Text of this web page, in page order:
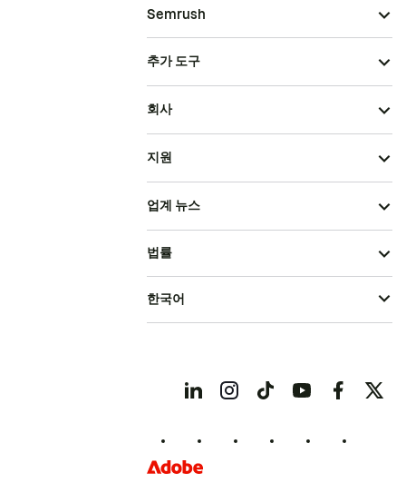
Semrush
추가 도구
회사
지원
업계 뉴스
법률
한국어